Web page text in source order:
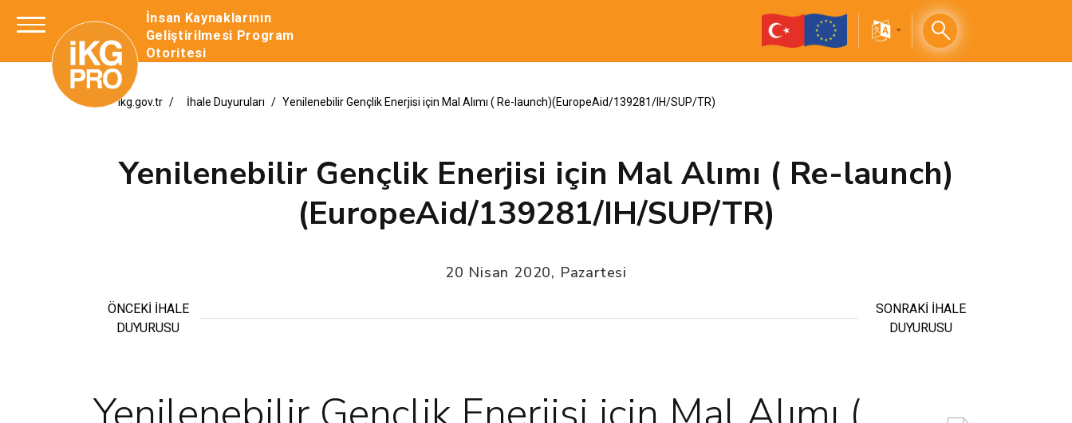
İnsan Kaynaklarının
Geliştirilmesi Program
Otoritesi
ikg.gov.tr İhale Duyuruları Yenilenebilir Gençlik Enerjisi için Mal Alımı ( Re-launch)(EuropeAid/139281/IH/SUP/TR)
Yenilenebilir Gençlik Enerjisi için Mal Alımı ( Re-launch)
(EuropeAid/139281/IH/SUP/TR)
20 Nisan 2020, Pazartesi
ÖNCEKİ İHALE
DUYURUSU
SONRAKİ İHALE
DUYURUSU